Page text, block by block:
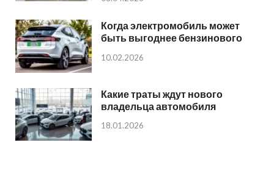
Когда электромобиль может
быть выгоднее бензинового
10.02.2026
Какие траты ждут нового
владельца автомобиля
18.01.2026